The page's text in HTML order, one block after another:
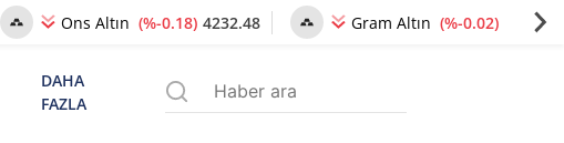
Ons Altın (%-0.18) 4232.48 Gram Altın (%-0.02) 6491.61
DAHA
FAZLA